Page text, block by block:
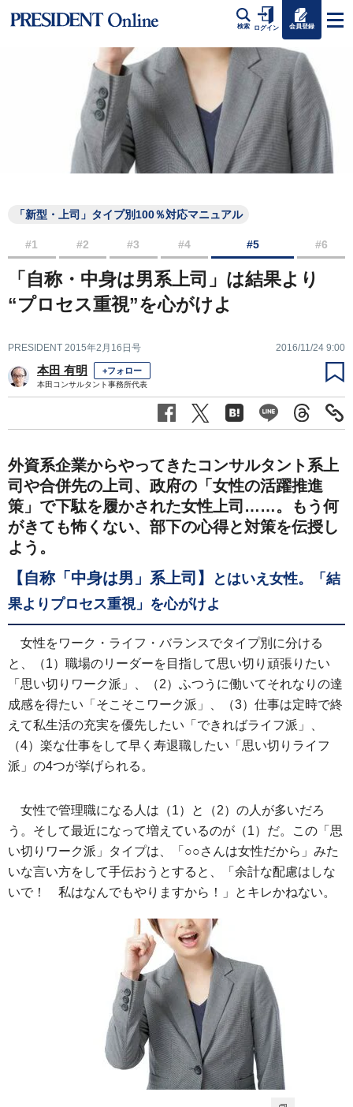
検索 ログイン 会員登録
「新型・上司」タイプ別100％対応マニュアル
#1 #2 #3 #4 #5 #6
「自称・中身は男系上司」は結果より
“プロセス重視”を心がけよ
PRESIDENT 2015年2月16日号 2016/11/24 9:00
本田 有明 +フォロー
本田コンサルタント事務所代表
外資系企業からやってきたコンサルタント系上
司や合併先の上司、政府の「女性の活躍推進
策」で下駄を履かされた女性上司……。もう何
がきても怖くない、部下の心得と対策を伝授し
よう。
【自称「中身は男」系上司】
とはいえ女性。「結
果よりプロセス重視」を心がけよ
女性をワーク・ライフ・バランスでタイプ別に分ける
と、（1）職場のリーダーを目指して思い切り頑張りたい
「思い切りワーク派」、（2）ふつうに働いてそれなりの達
成感を得たい「そこそこワーク派」、（3）仕事は定時で終
えて私生活の充実を優先したい「できればライフ派」、
（4）楽な仕事をして早く寿退職したい「思い切りライフ
派」の4つが挙げられる。
女性で管理職になる人は（1）と（2）の人が多いだろ
う。そして最近になって増えているのが（1）だ。この「思
い切りワーク派」タイプは、「○○さんは女性だから」みた
いな言い方をして手伝おうとすると、「余計な配慮はしな
いで！ 私はなんでもやりますから！」とキレかねない。